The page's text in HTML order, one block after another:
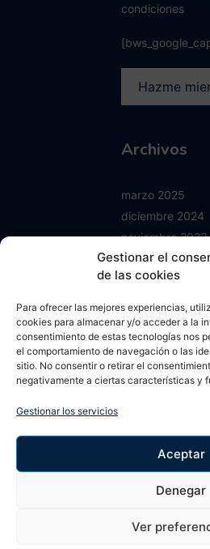
Gestionar el
de las cookies
Para ofrecer las mejores experiencias,
cookies para almacenar y/o acceder a la
consentimiento de estas tecnologías nos
el comportamiento de navegación o las
sitio. No consentir o retirar el
negativamente a ciertas características y
Gestionar los servicios
Aceptar
Denegar
Ver
condiciones
Archivos
marzo 2025
diciembre 2024
noviembre 2023
junio 2023
enero 2023
abril 2022
octubre 2021
septiembre 2021
agosto 2021
noviembre 2020
septiembre
agosto 2020